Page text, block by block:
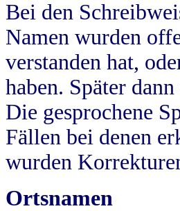
Bei den
Namen wurden
verstanden hat,
haben. Später
Die gesprochene
Fällen bei denen
wurden
Ortsnamen